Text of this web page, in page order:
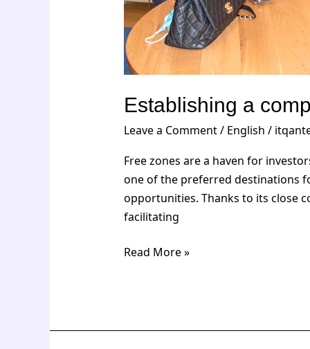
Establishing a
Leave a Comment/ English /
Free zones are a haven for
one of the preferred destinations
opportunities. Thanks to its close
facilitating
Read More »